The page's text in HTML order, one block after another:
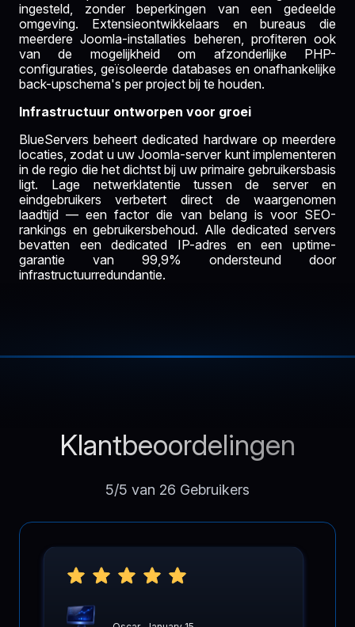
ingesteld, zonder beperkingen van een gedeelde
omgeving. Extensieontwikkelaars en bureaus die
meerdere Joomla-installaties beheren, profiteren ook
van de mogelijkheid om afzonderlijke PHP-
configuraties, geïsoleerde databases en onafhankelijke
back-upschema's per project bij te houden.
Infrastructuur ontworpen voor groei
BlueServers beheert dedicated hardware op meerdere
locaties, zodat u uw Joomla-server kunt implementeren
in de regio die het dichtst bij uw primaire gebruikersbasis
ligt. Lage netwerklatentie tussen de server en
eindgebruikers verbetert direct de waargenomen
laadtijd — een factor die van belang is voor SEO-
rankings en gebruikersbehoud. Alle dedicated servers
bevatten een dedicated IP-adres en een uptime-
garantie van 99,9% ondersteund door
infrastructuurredundantie.
Klantbeoordelingen
5/5 van 26 Gebruikers